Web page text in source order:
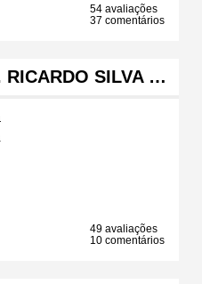
54 avaliações
37 comentários
RICARDO SILVA …
49 avaliações
10 comentários